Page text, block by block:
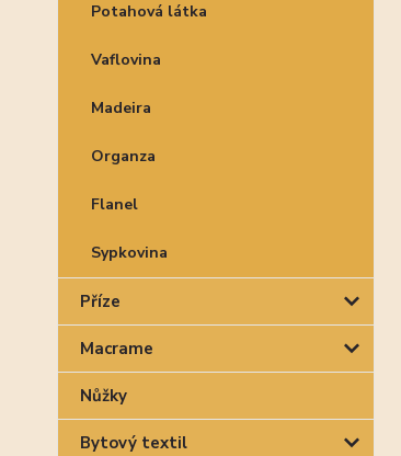
Potahová látka
Vaflovina
Madeira
Organza
Flanel
Sypkovina
Příze
Macrame
Nůžky
Bytový textil